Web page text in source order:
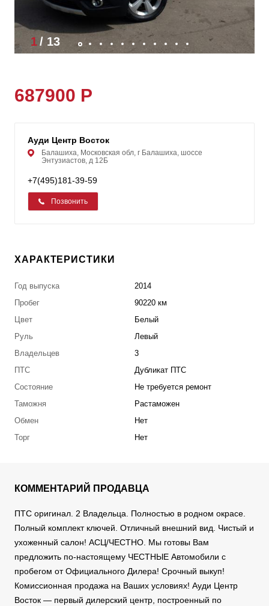
1/ 13
687900 Р
Ауди Центр Восток
Балашиха, Московская обл, г Балашиха, шоссе
Энтузиастов, д 12Б
+7(495)181-39-59
Позвонить
ХАРАКТЕРИСТИКИ
Год выпуска
2014
Пробег
90220 км
Цвет
Белый
Руль
Левый
Владельцев
3
ПТС
Дубликат ПТС
Состояние
Не требуется ремонт
Таможня
Растаможен
Обмен
Нет
Торг
Нет
КОММЕНТАРИЙ ПРОДАВЦА
ПТС оригинал. 2 Владельца. Полностью в родном окрасе.
Полный комплект ключей. Отличный внешний вид. Чистый и
ухоженный салон! АСЦ/ЧЕСТНО. Мы готовы Вам
предложить по-настоящему ЧЕСТНЫЕ Автомобили с
пробегом от Официального Дилера! Срочный выкуп!
Комиссионная продажа на Ваших условиях! Ауди Центр
Восток — первый дилерский центр, построенный по